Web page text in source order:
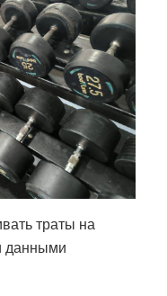
траты на
данными